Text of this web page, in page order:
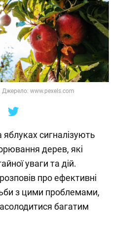
www.pexels.com
сигналізують
дерев, які
уваги та дій.
про ефективні
з цими проблемами,
багатим